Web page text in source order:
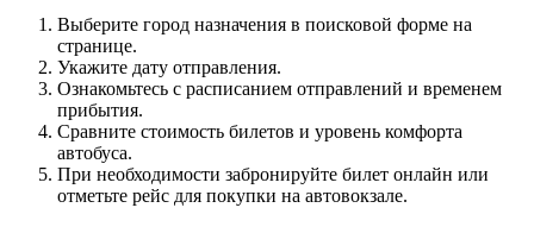
Выберите город назначения в поисковой форме на
странице.
Укажите дату отправления.
Ознакомьтесь с расписанием отправлений и временем
прибытия.
Сравните стоимость билетов и уровень комфорта
автобуса.
При необходимости забронируйте билет онлайн или
отметьте рейс для покупки на автовокзале.